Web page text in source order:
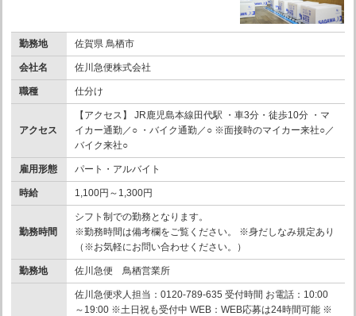
勤務地 佐賀県 鳥栖市
会社名 佐川急便株式会社
職種 仕分け
アクセス
【アクセス】 JR鹿児島本線田代駅 ・車3分・徒歩10分 ・マ
イカー通勤／○ ・バイク通勤／○ ※面接時のマイカー来社○／
バイク来社○
雇用形態 パート・アルバイト
時給 1,100円～1,300円
勤務時間
シフト制での勤務となります。
※勤務時間は備考欄をご覧ください。 ※身だしなみ規定あり
（※お気軽にお問い合わせください。）
勤務地 佐川急便 鳥栖営業所
佐川急便求人担当：0120-789-635 受付時間 お電話：10:00
～19:00 ※土日祝も受付中 WEB：WEB応募は24時間可能 ※